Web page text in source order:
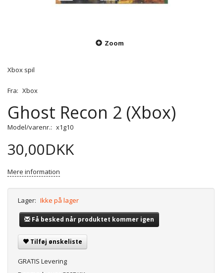
Zoom
Xbox spil
Fra: Xbox
Ghost Recon 2 (Xbox)
Model/varenr.: x1g10
30,00DKK
Mere information
Lager: Ikke på lager
Få besked når produktet kommer igen
Tilføj ønskeliste
GRATIS Levering